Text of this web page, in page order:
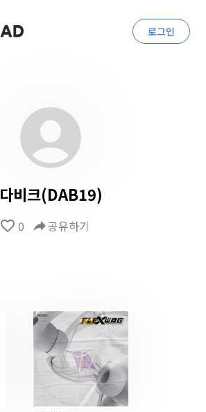
로그인
다비크(DAB19)
favorite_border 0 reply공유하기